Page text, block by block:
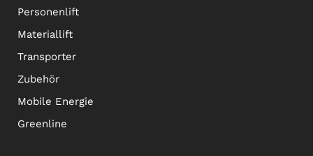
Personenlift
Materiallift
Transporter
Zubehör
Mobile Energie
Greenline